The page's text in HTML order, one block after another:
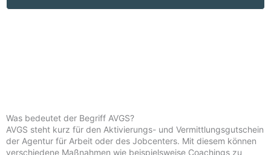
Was bedeutet der Begriff AVGS?
AVGS steht kurz für den Aktivierungs- und Vermittlungsgutschein
der Agentur für Arbeit oder des Jobcenters. Mit diesem können
verschiedene Maßnahmen wie beispielsweise Coachings zu